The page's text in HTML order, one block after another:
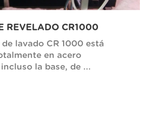
REVELADO CR1000
de lavado CR 1000 está
en acero
la base, de ...